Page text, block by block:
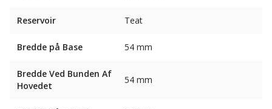
Reservoir Teat
Bredde på Base 54 mm
Bredde Ved Bunden Af ​​
Hovedet
54 mm